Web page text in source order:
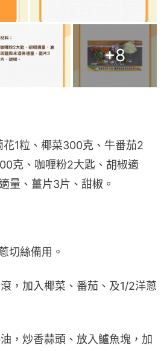
+8
花1粒、椰菜300克、牛番茄2
克、咖喱粉2大匙、胡椒適
量、薑片3片、甜椒。
切絲備用。
，加入椰菜、番茄、及1/2洋蔥
，炒香蒜頭、放入鱸魚塊，加